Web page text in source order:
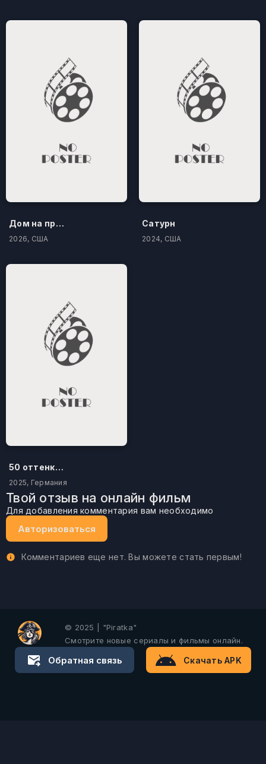
Дом на проклятом холме
2026, США
Сатурн
2024, США
50 оттенков бестселлера
2025, Германия
Твой отзыв на онлайн фильм
Для добавления комментария вам необходимо
Авторизоваться
Комментариев еще нет. Вы можете стать первым!
© 2025 | "Piratka"
Смотрите новые сериалы и фильмы онлайн.
Обратная связь Скачать APK